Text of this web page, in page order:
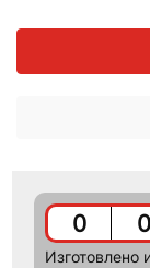
0 0
Изготовлено